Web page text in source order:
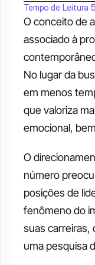
O conceito de
associado à
No lugar da
em menos
que valoriza
emocional,
O
número
posições de
fenômeno do
suas carreiras,
uma pesquisa
Tempo de Leitura